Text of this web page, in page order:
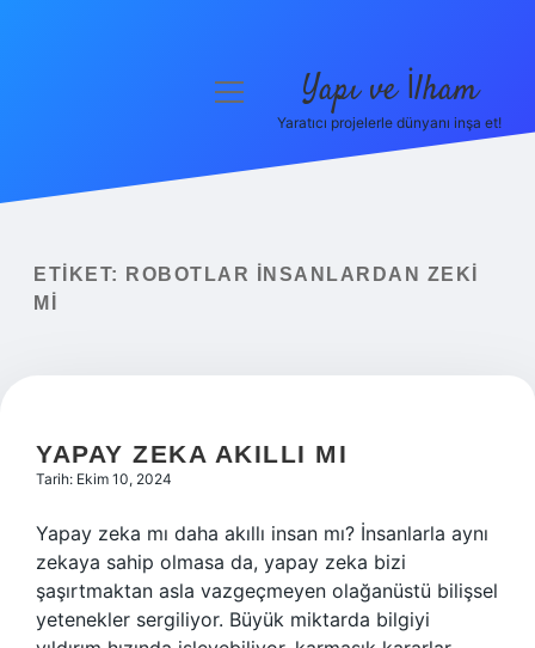
Yasal Uyarı
menüyü
Yapı ve İlham
Yaratıcı projelerle dünyanı inşa et!
ETIKET:
ROBOTLAR INSANLARDAN ZEKI
MI
YAPAY ZEKA AKILLI MI
Tarih: Ekim 10, 2024
Yapay zeka mı daha akıllı insan mı? İnsanlarla aynı
zekaya sahip olmasa da, yapay zeka bizi
şaşırtmaktan asla vazgeçmeyen olağanüstü bilişsel
yetenekler sergiliyor. Büyük miktarda bilgiyi